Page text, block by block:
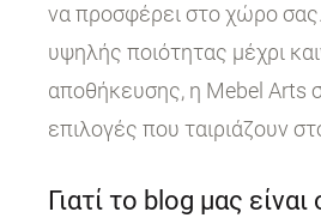
να προσφέρει στο χώρο
υψηλής ποιότητας μέχρι
αποθήκευσης, η Mebel Arts
επιλογές που ταιριάζουν
Γιατί το blog μας